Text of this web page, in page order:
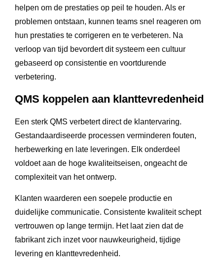
helpen om de prestaties op peil te houden. Als er
problemen ontstaan, kunnen teams snel reageren om
hun prestaties te corrigeren en te verbeteren. Na
verloop van tijd bevordert dit systeem een cultuur
gebaseerd op consistentie en voortdurende
verbetering.
QMS koppelen aan klanttevredenheid
Een sterk QMS verbetert direct de klantervaring.
Gestandaardiseerde processen verminderen fouten,
herbewerking en late leveringen. Elk onderdeel
voldoet aan de hoge kwaliteitseisen, ongeacht de
complexiteit van het ontwerp.
Klanten waarderen een soepele productie en
duidelijke communicatie. Consistente kwaliteit schept
vertrouwen op lange termijn. Het laat zien dat de
fabrikant zich inzet voor nauwkeurigheid, tijdige
levering en klanttevredenheid.